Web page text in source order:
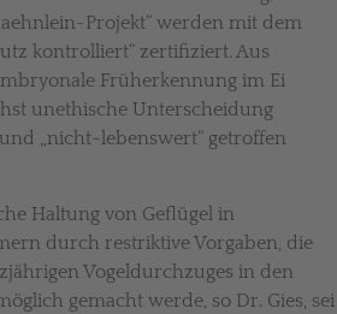
Projekt“ werden mit dem
kontrolliert“ zertifiziert. Aus
Früherkennung im Ei
unethische Unterscheidung
„nicht-lebenswert“ getroffen
Haltung von Geflügel in
durch restriktive Vorgaben, die
Vogeldurchzuges in den
gemacht werde, so Dr. Gies, sei